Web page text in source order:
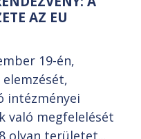
AZ EU
19-én,
intézményei
való megfelelését
olyan területet...